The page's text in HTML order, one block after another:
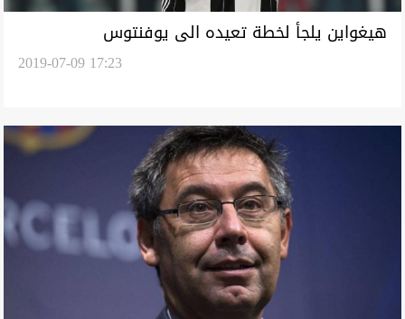
هيغواين يلجأ لخطة تعيده الى يوفنتوس
2019-07-09 17:23